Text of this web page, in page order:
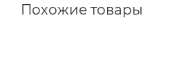
Похожие товары